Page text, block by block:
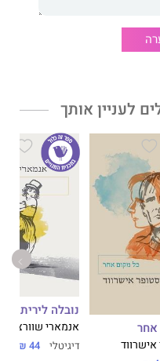
לאחר מותו יצירותיו
דזאי כותב בשפה פשוטה
להזדהות עם גיבוריו.
אותי״
לעניין אותך
נובלה לירית
אנמארי שוורצנבך
דיגיטלי 44 ₪